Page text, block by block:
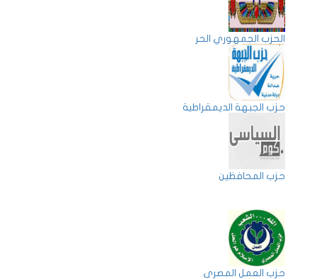
الحزب الجمهوري الحر
حزب الجبهة الديمقراطية
حزب المحافظين
حزب العمل المصرى